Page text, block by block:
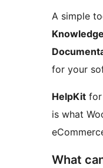
A simple
for your
HelpKit for
is what
What